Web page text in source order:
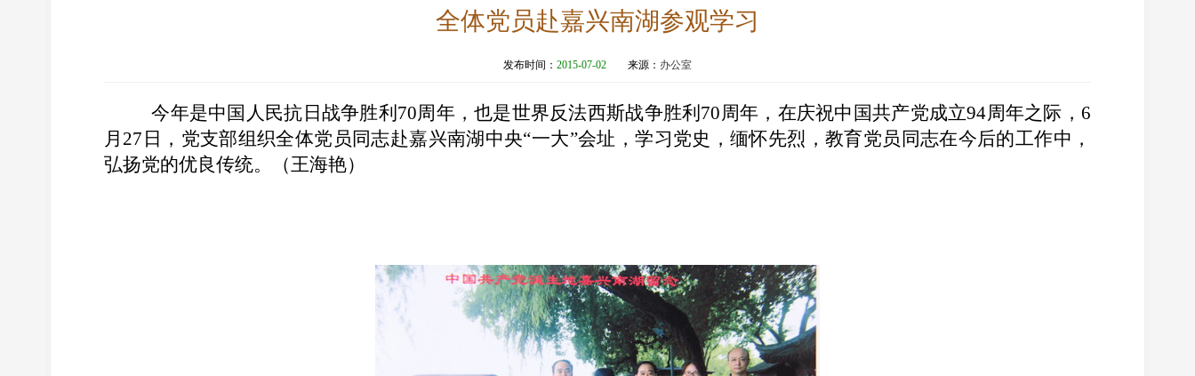
全体党员赴嘉兴南湖参观学习
发布时间： 2015-07-02 来源： 办公室
今年是中国人民抗日战争胜利 70周年，也是世界反法西斯战争胜利 70周年，在庆祝中国共产党成立94周年之际， 6
月 27 日，党支部组织全体党员同志赴嘉兴南湖中央“一大”会址，学习党史，缅怀先烈，教育党员同志在今后的工作中，
弘扬党的优良传统。（王海艳）